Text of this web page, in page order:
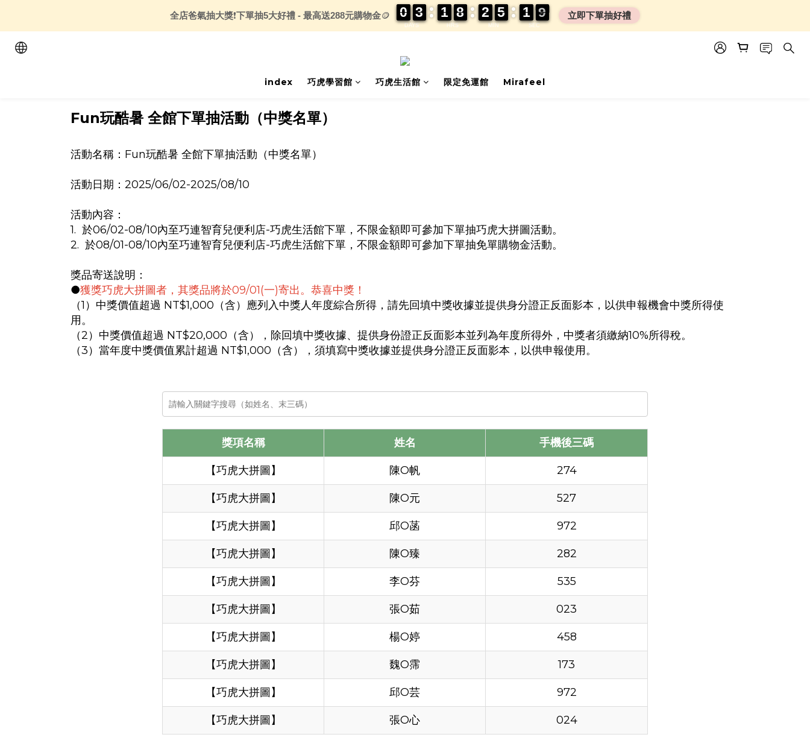
index 巧虎學習館 巧虎生活館 限定免運館 Mirafeel
Fun玩酷暑 全館下單抽活動（中獎名單）
活動名稱：Fun玩酷暑 全館下單抽活動（中獎名單）
活動日期：2025/06/02-2025/08/10
活動內容：
1. 於06/02-08/10內至巧連智育兒便利店-巧虎生活館下單，不限金額即可參加下單抽巧虎大拼圖活動。
2. 於08/01-08/10內至巧連智育兒便利店-巧虎生活館下單，不限金額即可參加下單抽免單購物金活動。
獎品寄送說明：
●獲獎巧虎大拼圖者，其獎品將於09/01(一)寄出。恭喜中獎！
（1）中獎價值超過 NT$1,000（含）應列入中獎人年度綜合所得，請先回填中獎收據並提供身分證正反面影本，以供申報機會中獎所得使
用。
（2）中獎價值超過 NT$20,000（含），除回填中獎收據、提供身份證正反面影本並列為年度所得外，中獎者須繳納10%所得稅。
（3）當年度中獎價值累計超過 NT$1,000（含），須填寫中獎收據並提供身分證正反面影本，以供申報使用。
獎項名稱 姓名 手機後三碼
【巧虎大拼圖】 陳O帆 274
【巧虎大拼圖】 陳O元 527
【巧虎大拼圖】 邱O菡 972
【巧虎大拼圖】 陳O臻 282
【巧虎大拼圖】 李O芬 535
【巧虎大拼圖】 張O茹 023
【巧虎大拼圖】 楊O婷 458
【巧虎大拼圖】 魏O霈 173
【巧虎大拼圖】 邱O芸 972
【巧虎大拼圖】 張O心 024
全店爸氣抽大獎❗下單抽5大好禮 - 最高送288元購物金🪙
DAYS
0
0
0
0 3
3
3
3
HRS
1
1
1
1 8
8
8
8
MIN
2
2
2
2 5
5
5
5
SEC
1
1
1
1 0
0
8
8
8
8 立即下單抽好禮